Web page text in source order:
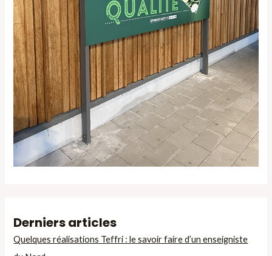
Derniers articles
Quelques réalisations Teffri : le savoir faire d’un enseigniste